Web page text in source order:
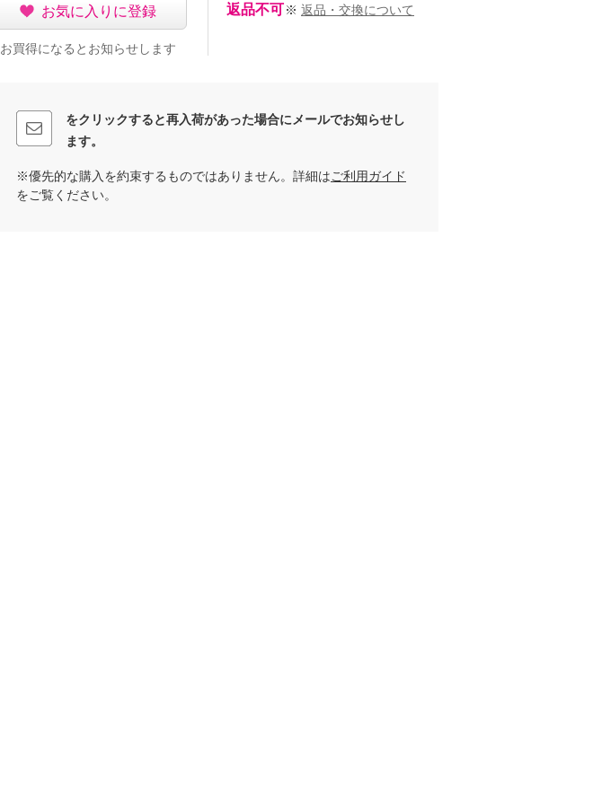
お気に入りに登録
お買得になるとお知らせします
返品不可 ※ 返品・交換について
をクリックすると再入荷があった場合にメールでお知らせし
ます。
※優先的な購入を約束するものではありません。詳細は ご利用ガイド
をご覧ください。